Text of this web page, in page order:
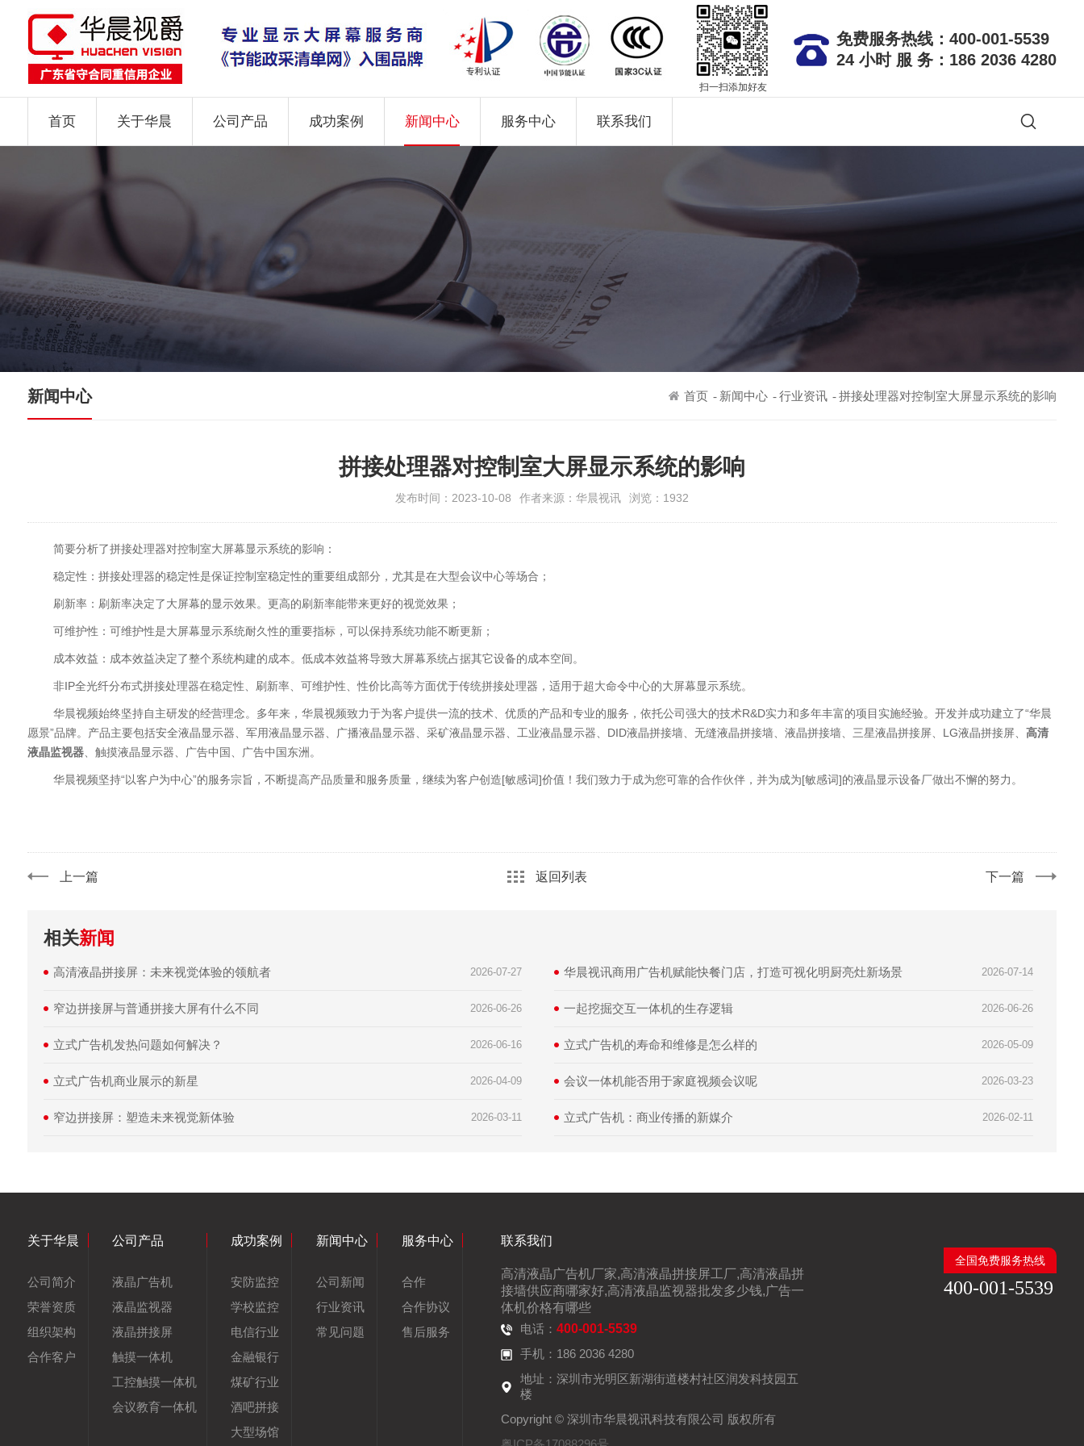
免费服务热线：400-001-5539
24 小时 服 务：186 2036 4280
扫一扫添加好友
首页 关于华晨 公司产品 成功案例 新闻中心 服务中心 联系我们
新闻中心 首页 - 新闻中心 - 行业资讯 - 拼接处理器对控制室大屏显示系统的影响
拼接处理器对控制室大屏显示系统的影响
发布时间：2023-10-08 作者来源：华晨视讯 浏览：1932
简要分析了拼接处理器对控制室大屏幕显示系统的影响：
稳定性：拼接处理器的稳定性是保证控制室稳定性的重要组成部分，尤其是在大型会议中心等场合；
刷新率：刷新率决定了大屏幕的显示效果。更高的刷新率能带来更好的视觉效果；
可维护性：可维护性是大屏幕显示系统耐久性的重要指标，可以保持系统功能不断更新；
成本效益：成本效益决定了整个系统构建的成本。低成本效益将导致大屏幕系统占据其它设备的成本空间。
非IP全光纤分布式拼接处理器在稳定性、刷新率、可维护性、性价比高等方面优于传统拼接处理器，适用于超大命令中心的大屏幕显示系统。
华晨视频始终坚持自主研发的经营理念。多年来，华晨视频致力于为客户提供一流的技术、优质的产品和专业的服务，依托公司强大的技术R&D实力和多年丰富的项目实施经验。开发并成功建立了“华晨
愿景”品牌。产品主要包括安全液晶显示器、军用液晶显示器、广播液晶显示器、采矿液晶显示器、工业液晶显示器、DID液晶拼接墙、无缝液晶拼接墙、液晶拼接墙、三星液晶拼接屏、LG液晶拼接屏、 高清
液晶监视器、触摸液晶显示器、广告中国、广告中国东洲。
华晨视频坚持“以客户为中心”的服务宗旨，不断提高产品质量和服务质量，继续为客户创造[敏感词]价值！我们致力于成为您可靠的合作伙伴，并为成为[敏感词]的液晶显示设备厂做出不懈的努力。
上一篇 返回列表 下一篇
相关新闻
2026-07-27
高清液晶拼接屏：未来视觉体验的领航者 2026-07-14
华晨视讯商用广告机赋能快餐门店，打造可视化明厨亮灶新场景
2026-06-26
窄边拼接屏与普通拼接大屏有什么不同 2026-06-26
一起挖掘交互一体机的生存逻辑
2026-06-16
立式广告机发热问题如何解决？ 2026-05-09
立式广告机的寿命和维修是怎么样的
2026-04-09
​立式广告机商业展示的新星 2026-03-23
会议一体机能否用于家庭视频会议呢
2026-03-11
窄边拼接屏：塑造未来视觉新体验 2026-02-11
立式广告机：商业传播的新媒介
关于华晨
公司简介
荣誉资质
组织架构
合作客户
公司产品
液晶广告机
液晶监视器
液晶拼接屏
触摸一体机
工控触摸一体机
会议教育一体机
成功案例
安防监控
学校监控
电信行业
金融银行
煤矿行业
酒吧拼接
大型场馆
新闻中心
公司新闻
行业资讯
常见问题
服务中心
合作
合作协议
售后服务
联系我们
高清液晶广告机厂家,高清液晶拼接屏工厂,高清液晶拼
接墙供应商哪家好,高清液晶监视器批发多少钱,广告一
体机价格有哪些
电话： 400-001-5539
手机：186 2036 4280
地址：深圳市光明区新湖街道楼村社区润发科技园五
楼
Copyright © 深圳市华晨视讯科技有限公司 版权所有
全国免费服务热线
400-001-5539